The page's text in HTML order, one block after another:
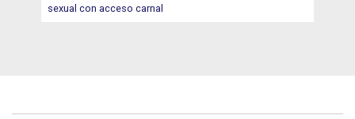
sexual con acceso carnal